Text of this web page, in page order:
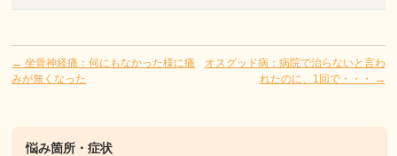
← 坐骨神経痛：何にもなかった様に痛
みが無くなった
オスグッド病：病院で治らないと言わ
れたのに、1回で・・・
→
悩み箇所・症状